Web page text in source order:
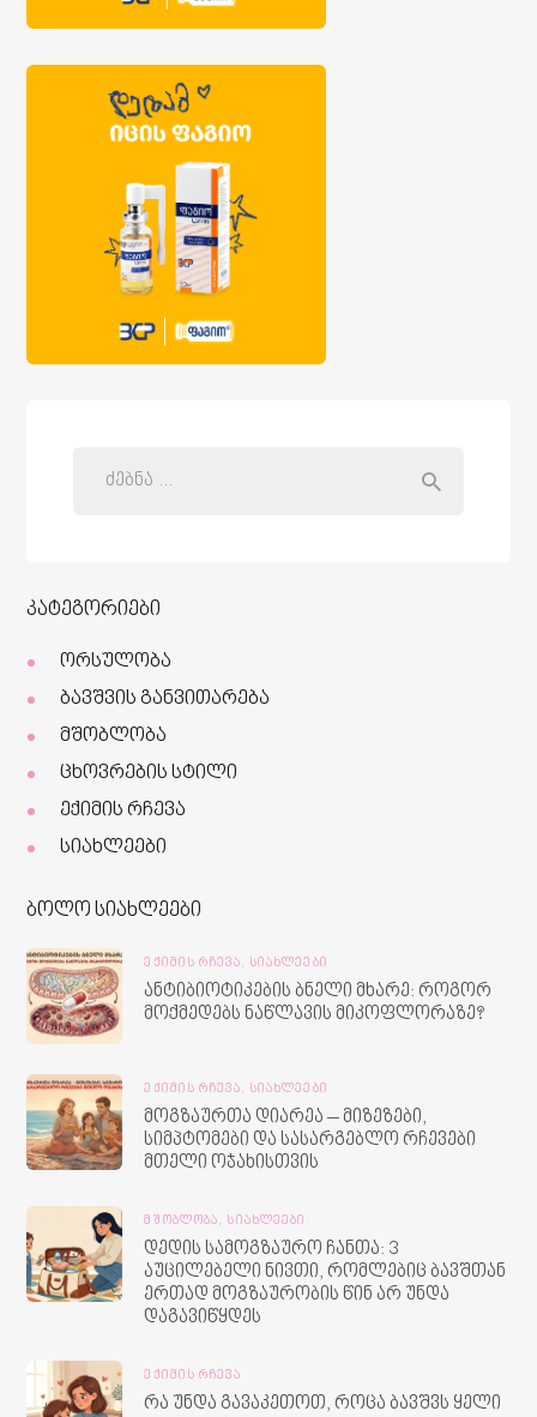
კატეგორიები
ორსულობა
ბავშვის განვითარება
მშობლობა
ცხოვრების სტილი
ექიმის რჩევა
სიახლეები
ბოლო სიახლეები
ᲔᲥᲘᲛᲘᲡ ᲠᲩᲔᲕᲐ, ᲡᲘᲐᲮᲚᲔᲔᲑᲘ
ანტიბიოტიკების ბნელი მხარე: როგორ
მოქმედებს ნაწლავის მიკოფლორაზე?
ᲔᲥᲘᲛᲘᲡ ᲠᲩᲔᲕᲐ, ᲡᲘᲐᲮᲚᲔᲔᲑᲘ
მოგზაურთა დიარეა – მიზეზები,
სიმპტომები და სასარგებლო რჩევები
მთელი ოჯახისთვის
ᲛᲨᲝᲑᲚᲝᲑᲐ, ᲡᲘᲐᲮᲚᲔᲔᲑᲘ
დედის სამოგზაურო ჩანთა: 3
აუცილებელი ნივთი, რომლებიც ბავშთან
ერთად მოგზაურობის წინ არ უნდა
დაგავიწყდეს
ᲔᲥᲘᲛᲘᲡ ᲠᲩᲔᲕᲐ
რა უნდა გავაკეთოთ, როცა ბავშვს ყელი